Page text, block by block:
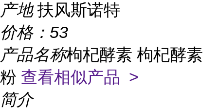
产地 扶风斯诺特
价格： 53
产品名称枸杞酵素 枸杞酵素
粉 查看相似产品 >
简介